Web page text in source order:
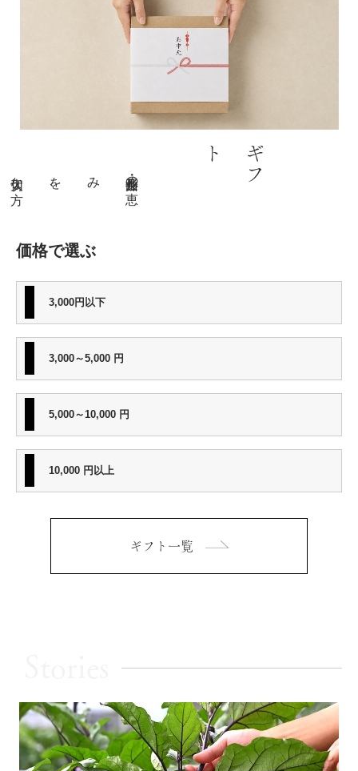
ギ
フ
ト
山形・長井の
恵
みを
、
大切な方への贈りものに
価格で選ぶ
3,000円以下
3,000～5,000 円
5,000～10,000 円
10,000 円以上
ギフト一覧